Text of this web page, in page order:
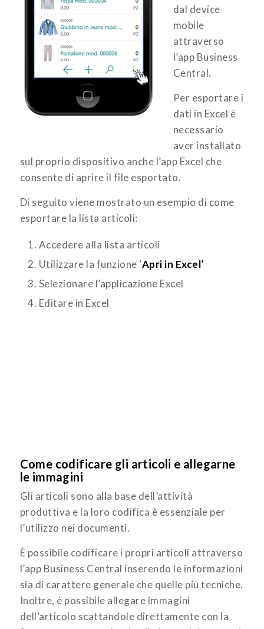
dal device
mobile
attraverso
l’app Business
Central.
Per esportare i
dati in Excel è
necessario
aver installato
sul proprio dispositivo anche l’app Excel che
consente di aprire il file esportato.
Di seguito viene mostrato un esempio di come
esportare la lista articoli:
Accedere alla lista articoli
Utilizzare la funzione ‘Apri in Excel’
Selezionare l’applicazione Excel
Editare in Excel
Come codificare gli articoli e allegarne
le immagini
Gli articoli sono alla base dell’attività
produttiva e la loro codifica è essenziale per
l’utilizzo nei documenti.
È possibile codificare i propri articoli attraverso
l’app Business Central inserendo le informazioni
sia di carattere generale che quelle più tecniche.
Inoltre, è possibile allegare immagini
dell’articolo scattandole direttamente con la